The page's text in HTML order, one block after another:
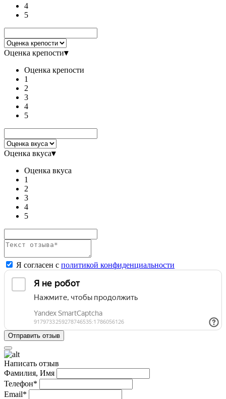
4
5
Оценка крепости▾
Оценка крепости
1
2
3
4
5
Оценка вкуса▾
Оценка вкуса
1
2
3
4
5
Я согласен с политикой конфиденциальности
Написать отзыв
Фамилия, Имя
Телефон*
Email*